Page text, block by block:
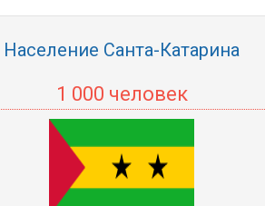
Население Санта-Катарина
1 000 человек